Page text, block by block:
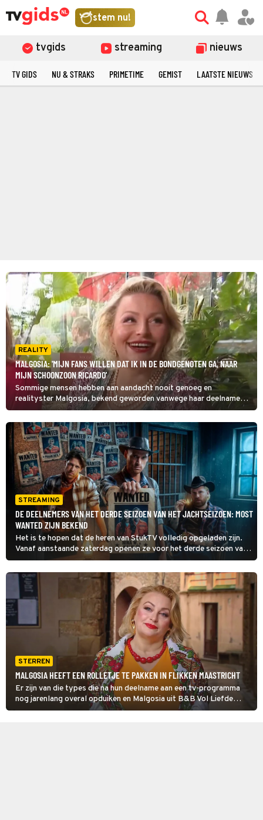
stem nu!
tvgids streaming nieuws
TV GIDS NU & STRAKS PRIMETIME GEMIST LAATSTE NIEUWS
REALITY
MALGOSIA: 'MIJN FANS WILLEN DAT IK IN DE BONDGENOTEN GA, NAAR
MIJN SCHOONZOON RICARDO'
Sommige mensen hebben aan aandacht nooit genoeg en
realityster Malgosia, bekend geworden vanwege haar deelname
aan B&B Vol Liefde, lijkt in die categorie te vallen. Heeft ze nu
haar oog laten vallen op deelname aan De Bondgenoten? 'Ik krijg
heel veel berichten van mijn fans die zeggen.. ga maar meedoen',
zo vertelt ze bij Shownieuws.
STREAMING
DE DEELNEMERS VAN HET DERDE SEIZOEN VAN HET JACHTSEIZOEN: MOST
WANTED ZIJN BEKEND
Het is te hopen dat de heren van StukTV volledig opgeladen zijn.
Vanaf aanstaande zaterdag openen ze voor het derde seizoen van
Het Jachtseizoen: Most Wanted de jacht op maar liefst achttien
bekende boeven
STERREN
MALGOSIA HEEFT EEN ROLLETJE TE PAKKEN IN FLIKKEN MAASTRICHT
Er zijn van die types die na hun deelname aan een tv-programma
nog jarenlang overal opduiken en Malgosia uit B&B Vol Liefde
2024 is er zo eentje.